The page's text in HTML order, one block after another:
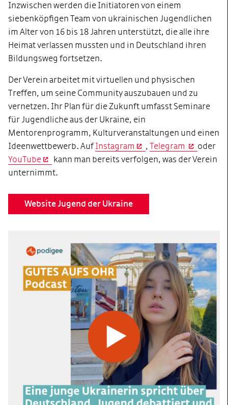
Inzwischen werden die Initiatoren von einem
siebenköpfigen Team von ukrainischen Jugendlichen
im Alter von 16 bis 18 Jahren unterstützt, die alle ihre
Heimat verlassen mussten und in Deutschland ihren
Bildungsweg fortsetzen.
Der Verein arbeitet mit virtuellen und physischen
Treffen, um seine Community auszubauen und zu
vernetzen. Ihr Plan für die Zukunft umfasst Seminare
für Jugendliche aus der Ukraine, ein
Mentorenprogramm, Kulturveranstaltungen und einen
Ideenwettbewerb. AufInstagram , Telegram
oder
YouTube
kann man bereits verfolgen, was der Verein
unternimmt.
Website Jugend der Ukraine